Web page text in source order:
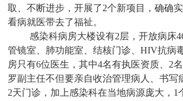
取、不断进步，开展了2个新项目，确确
看病就医带去了福祉。
感染科病房大楼设有2层，开放病床
管镜室、肺功能室、结核门诊、HIV抗病
房只有6位医生，其中4名有执医资质、2
罗副主任不但要亲自收治管理病人、书写
2天门诊，加上感染科在当地病源庞大，1